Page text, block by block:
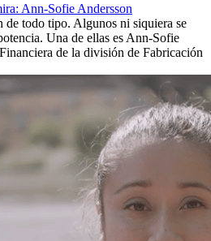
Ann-Sofie Andersson
de todo tipo. Algunos ni siquiera se
Una de ellas es Ann-Sofie
de la división de Fabricación